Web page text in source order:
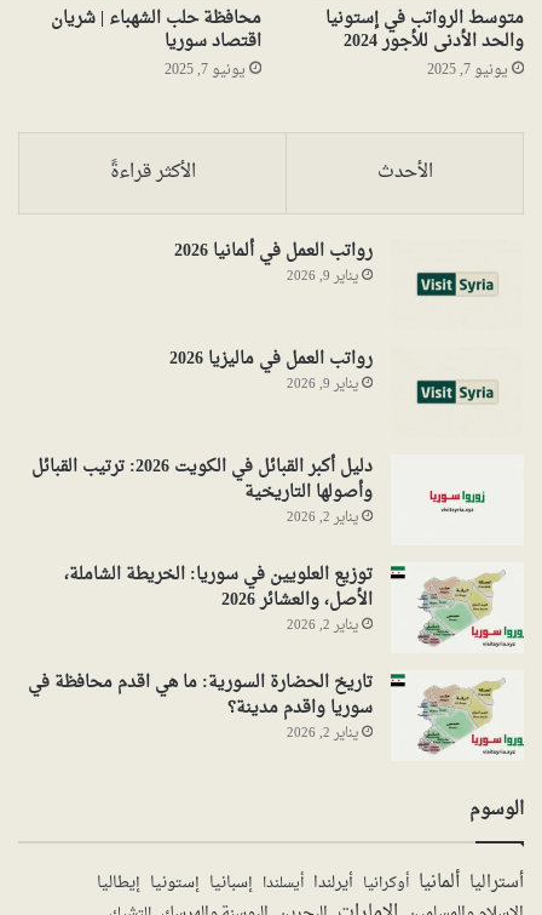
متوسط الرواتب في إستونيا
والحد الأدنى للأجور 2024
يونيو 7, 2025
محافظة حلب الشهباء | شريان
اقتصاد سوريا
يونيو 7, 2025
الأحدث الأكثر قراءةً
رواتب العمل في ألمانيا 2026
يناير 9, 2026
رواتب العمل في ماليزيا 2026
يناير 9, 2026
دليل أكبر القبائل في الكويت 2026: ترتيب القبائل
وأصولها التاريخية
يناير 2, 2026
توزيع العلويين في سوريا: الخريطة الشاملة،
الأصل، والعشائر 2026
يناير 2, 2026
تاريخ الحضارة السورية: ما هي اقدم محافظة في
سوريا واقدم مدينة؟
يناير 2, 2026
الوسوم
أستراليا ألمانيا أوكرانيا أيرلندا أيسلندا إسبانيا إستونيا إيطاليا